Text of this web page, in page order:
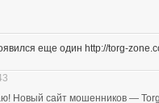
еще один http://torg-
Новый сайт мошенников —